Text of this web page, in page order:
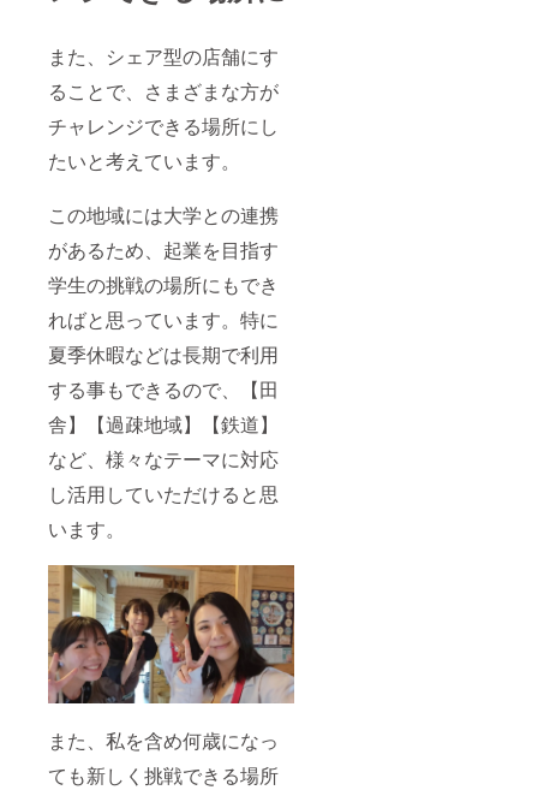
また、シェア型の店舗にす
ることで、さまざまな方が
チャレンジできる場所にし
たいと考えています。
この地域には大学との連携
があるため、起業を目指す
学生の挑戦の場所にもでき
ればと思っています。特に
夏季休暇などは長期で利用
する事もできるので、【田
舎】【過疎地域】【鉄道】
など、様々なテーマに対応
し活用していただけると思
います。
また、私を含め何歳になっ
ても新しく挑戦できる場所